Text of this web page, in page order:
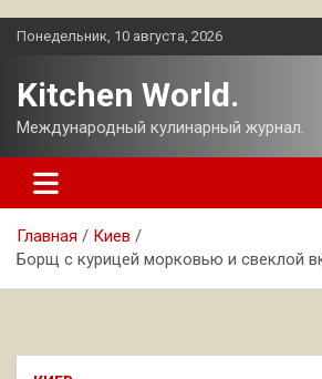
Перейти
Понедельник, 10 августа, 2026
Kitchen World.
Международный кулинарный журнал.
Главная
Киев
Борщ с курицей морковью и свеклой